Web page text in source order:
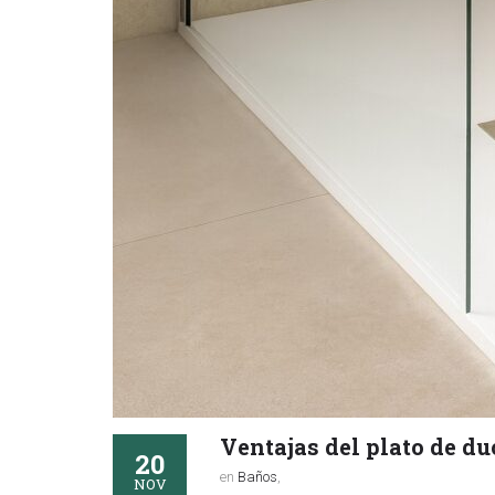
20
NOV
Ventajas del plato de
en Baños,